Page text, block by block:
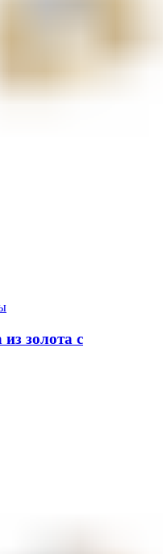
золота с